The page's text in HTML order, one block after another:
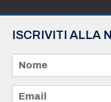
ISCRIVITI ALLA
m
e